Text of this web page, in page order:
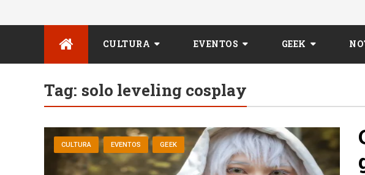
CULTURA EVENTOS GEEK
Tag: solo leveling cosplay
CULTURA EVENTOS GEEK